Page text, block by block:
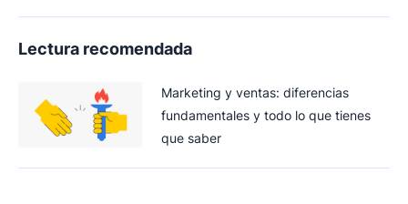
Lectura recomendada
Marketing y ventas: diferencias
fundamentales y todo lo que tienes
que saber